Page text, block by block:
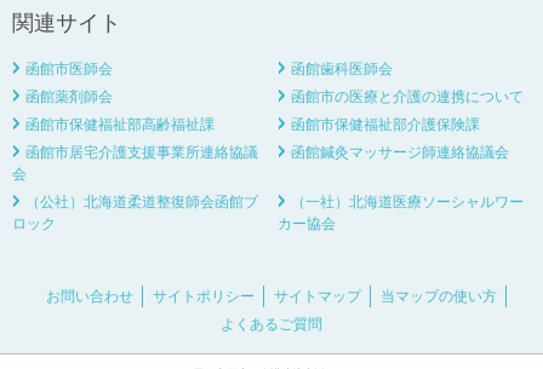
関連サイト
函館市医師会
函館歯科医師会
函館薬剤師会
函館市の医療と介護の連携について
函館市保健福祉部高齢福祉課
函館市保健福祉部介護保険課
函館市居宅介護支援事業所連絡協議
会
函館鍼灸マッサージ師連絡協議会
（公社）北海道柔道整復師会函館ブ
ロック
（一社）北海道医療ソーシャルワー
カー協会
お問い合わせ サイトポリシー サイトマップ
当マップの使い方
よくあるご質問